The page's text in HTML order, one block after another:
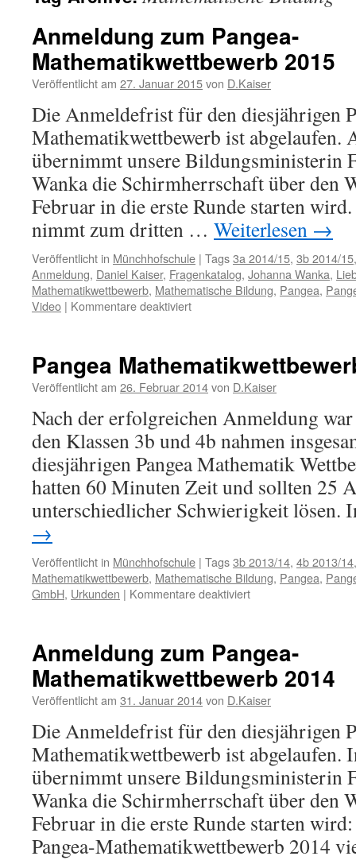
Anmeldung zum Pangea-
Mathematikwettbewerb 2015
Veröffentlicht am 27. Januar 2015von D.Kaiser
Die Anmeldefrist für den diesjährigen
Mathematikwettbewerb ist abgelaufen.
übernimmt unsere Bildungsministerin
Wanka die Schirmherrschaft über den
Februar in die erste Runde starten
nimmt zum dritten … Weiterlesen →
Veröffentlicht in Münchhofschule | Tags3a 2014/15, 3b 2014/15
Anmeldung, Daniel Kaiser, Fragenkatalog, Johanna Wanka,
Mathematikwettbewerb, Mathematische Bildung, Pangea,
Video | Kommentare deaktiviertfür
Mathematikwettbewerb
2015
Pangea
Veröffentlicht am 26. Februar 2014von D.Kaiser
Nach der erfolgreichen Anmeldung
den Klassen 3b und 4b nahmen
diesjährigen Pangea Mathematik
hatten 60 Minuten Zeit und sollten 25
unterschiedlicher Schwierigkeit
→
Veröffentlicht in Münchhofschule | Tags3b 2013/14, 4b 2013/14
Mathematikwettbewerb, Mathematische Bildung, Pangea,
GmbH, Urkunden | Kommentare deaktiviertfür
Anmeldung zum Pangea-
Mathematikwettbewerb 2014
Veröffentlicht am 31. Januar 2014von D.Kaiser
Die Anmeldefrist für den diesjährigen
Mathematikwettbewerb ist abgelaufen.
übernimmt unsere Bildungsministerin
Wanka die Schirmherrschaft über den
Februar in die erste Runde starten
Pangea-Mathematikwettbewerb 2014